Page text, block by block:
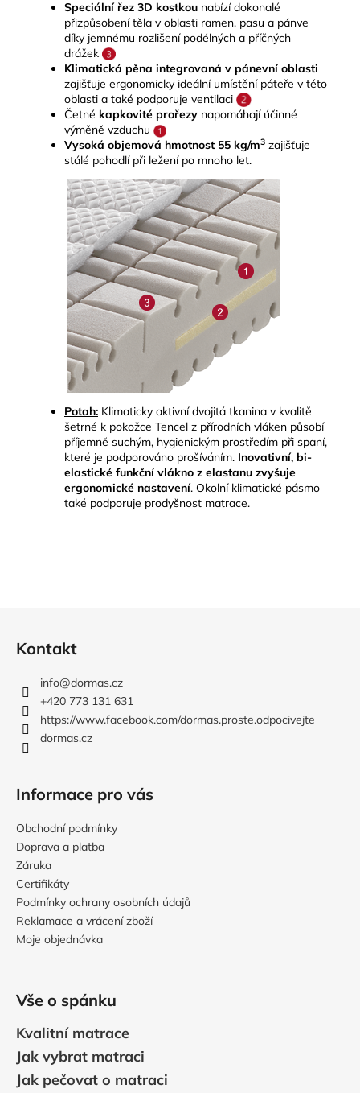
Speciální řez 3D kostkou nabízí dokonalé
přizpůsobení těla v oblasti ramen, pasu a pánve
díky jemnému rozlišení podélných a příčných
drážek
Klimatická pěna integrovaná v pánevní oblasti
zajišťuje ergonomicky ideální umístění páteře v této
oblasti a také podporuje ventilaci
Četné kapkovité prořezy napomáhají účinné
výměně vzduchu
Vysoká objemová hmotnost 55 kg/m3 zajišťuje
stálé pohodlí při ležení po mnoho let.
Potah: Klimaticky aktivní dvojitá tkanina v kvalitě
šetrné k pokožce Tencel z přírodních vláken působí
příjemně suchým, hygienickým prostředím při spaní,
které je podporováno prošíváním. Inovativní, bi-
elastické funkční vlákno z elastanu zvyšuje
ergonomické nastavení. Okolní klimatické pásmo
také podporuje prodyšnost matrace.
Kontakt
info@dormas.cz
+420 773 131 631
https://www.facebook.com/dormas.proste.odpocivejte
dormas.cz
Informace pro vás
Obchodní podmínky
Doprava a platba
Záruka
Certifikáty
Podmínky ochrany osobních údajů
Reklamace a vrácení zboží
Moje objednávka
Vše o spánku
Kvalitní matrace
Jak vybrat matraci
Jak pečovat o matraci